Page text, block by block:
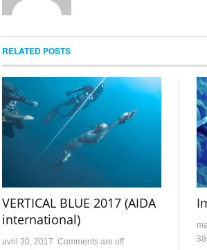
RELATED POSTS
VERTICAL BLUE 2017 (AIDA
international)
avril 30, 2017 Comments are off